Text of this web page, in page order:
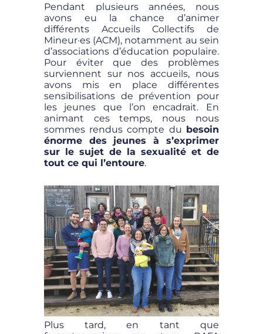
Pendant plusieurs années, nous
avons eu la chance d’animer
différents Accueils Collectifs de
Mineur·es (ACM), notamment au sein
d’associations d’éducation populaire.
Pour éviter que des problèmes
surviennent sur nos accueils, nous
avons mis en place différentes
sensibilisations de prévention pour
les jeunes que l’on encadrait. En
animant ces temps, nous nous
sommes rendus compte du besoin
énorme des jeunes à s’exprimer
sur le sujet de la sexualité et de
tout ce qui l’entoure.
Plus tard, en tant que